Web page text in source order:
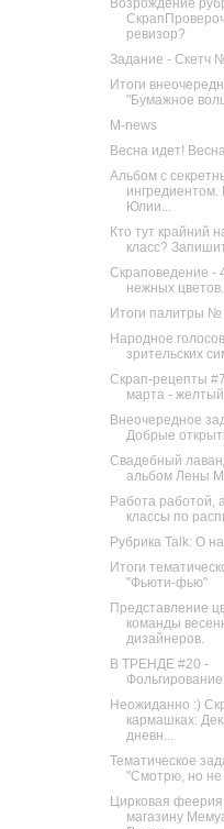
Возрождение
ревизор?
Задание - Скетч
Итоги
"Бумажное
M-news
Весна идет!
Альбом с
ингредиентом.
Юлии...
Кто тут крайний
класс?
Скраповедение -
нежных цветов.
Итоги палитры №
Народное
зрительских
Скрап-рецепты
марта -
Внеочередное
Добрые
Свадебный
альбом Лены
Работа работой,
классы по
Рубрика Talk: О
Итоги
"Фьюти-фью"
Представление
команды
дизайнеров.
В ТРЕНДЕ #20 -
Фольгирование
Неожиданно :)
кармашках:
дневн...
Тематическое
"Смотрю, но не
Цирковая
магазину